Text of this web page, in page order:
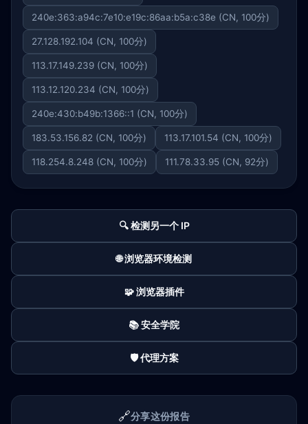
240e:363:a94c:7e10:e19c:86aa:b5a:c38e (CN, 100分)
27.128.192.104 (CN, 100分)
113.17.149.239 (CN, 100分)
113.12.120.234 (CN, 100分)
240e:430:b49b:1366::1 (CN, 100分)
183.53.156.82 (CN, 100分) 113.17.101.54 (CN, 100分)
118.254.8.248 (CN, 100分) 111.78.33.95 (CN, 92分)
🔍 检测另一个 IP
🌐 浏览器环境检测
🧩 浏览器插件
📚 安全学院
🛡️ 代理方案
🔗分享这份报告